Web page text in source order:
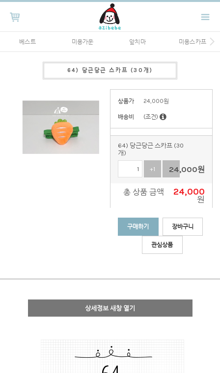
베스트 미용가운 앞치마 미용스카프
64) 당근당근 스카프 (30개)
상품가 24,000원
배송비 (조건)
64) 당근당근 스카프 (30
개)
+1 -1
24,000원
총 상품 금액 24,000
원
구매하기 장바구니
관심상품
상세정보 새창 열기